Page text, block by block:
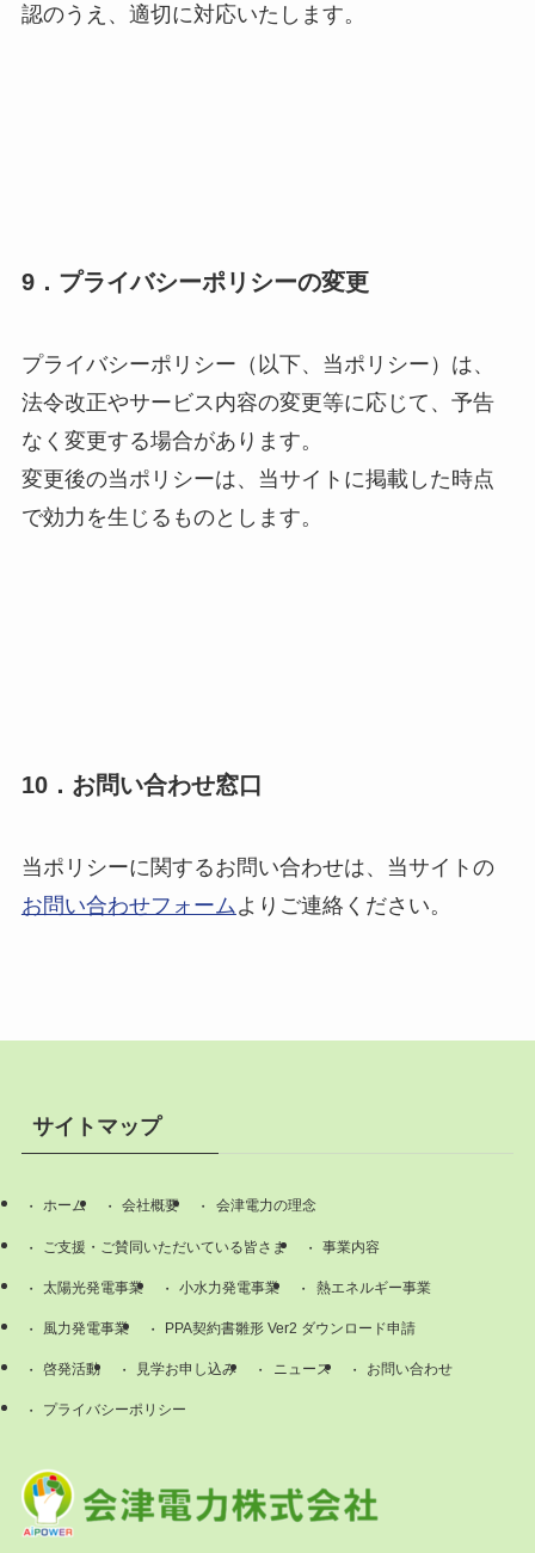
認のうえ、適切に対応いたします。
9．プライバシーポリシーの変更
プライバシーポリシー（以下、当ポリシー）は、
法令改正やサービス内容の変更等に応じて、予告
なく変更する場合があります。
変更後の当ポリシーは、当サイトに掲載した時点
で効力を生じるものとします。
10．お問い合わせ窓口
当ポリシーに関するお問い合わせは、当サイトの
お問い合わせフォームよりご連絡ください。
サイトマップ
ホーム 会社概要 会津電力の理念
ご支援・ご賛同いただいている皆さま 事業内容
太陽光発電事業 小水力発電事業 熱エネルギー事業
風力発電事業 PPA契約書雛形 Ver2 ダウンロード申請
啓発活動 見学お申し込み ニュース お問い合わせ
プライバシーポリシー